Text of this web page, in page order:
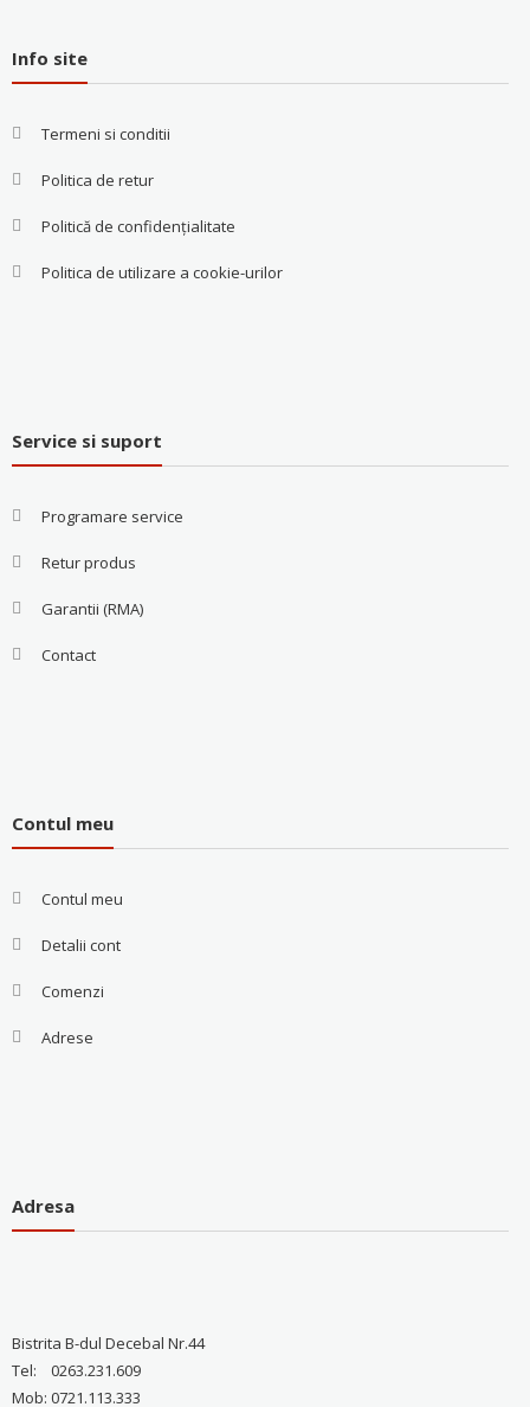
Info site
Termeni si conditii
Politica de retur
Politică de confidențialitate
Politica de utilizare a cookie-urilor
Service si suport
Programare service
Retur produs
Garantii (RMA)
Contact
Contul meu
Contul meu
Detalii cont
Comenzi
Adrese
Adresa
Bistrita B-dul Decebal Nr.44
Tel: 0263.231.609
Mob: 0721.113.333